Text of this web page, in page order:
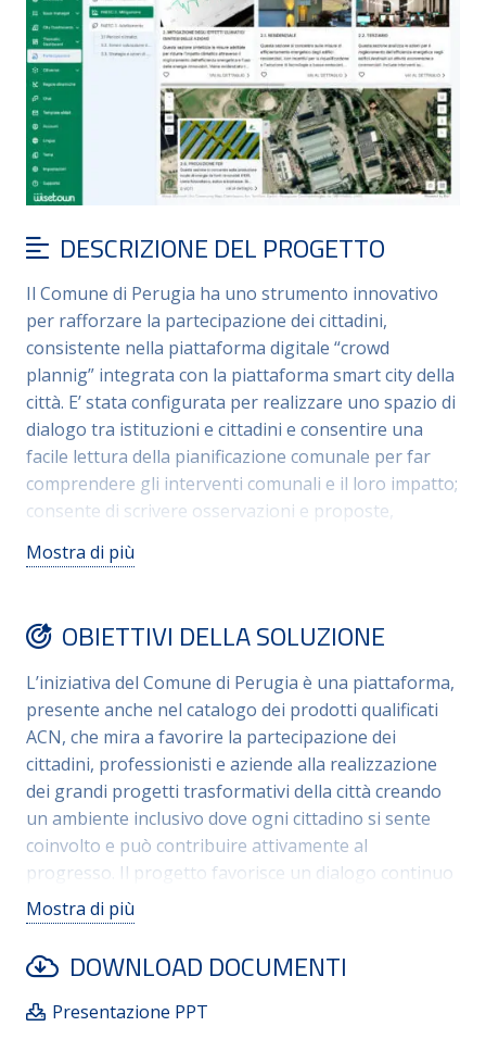
DESCRIZIONE DEL PROGETTO
Il Comune di Perugia ha uno strumento innovativo
per rafforzare la partecipazione dei cittadini,
consistente nella piattaforma digitale “crowd
plannig” integrata con la piattaforma smart city della
città. E’ stata configurata per realizzare uno spazio di
dialogo tra istituzioni e cittadini e consentire una
facile lettura della pianificazione comunale per far
comprendere gli interventi comunali e il loro impatto;
consente di scrivere osservazioni e proposte,
applicazione è la partecipazione del Piano d’Azione
PAESC. La tecnologia utilizzata permette di esplorare
il territorio tramite le mappe dinamiche del gemello
digitale e visualizzare, commentare per settori di
azione il PAESC. Lo strumento è utile anche per
aziende e professionisti perchè gli permette di
migliorare la qualità del lavoro in materia di riduzione
delle emissioni, di mitigazione e adattamento al
cambiamento climatico.
Mostra di più
OBIETTIVI DELLA SOLUZIONE
L’iniziativa del Comune di Perugia è una piattaforma,
presente anche nel catalogo dei prodotti qualificati
ACN, che mira a favorire la partecipazione dei
cittadini, professionisti e aziende alla realizzazione
dei grandi progetti trasformativi della città creando
un ambiente inclusivo dove ogni cittadino si sente
coinvolto e può contribuire attivamente al
progresso. Il progetto favorisce un dialogo continuo
e costruttivo, mettendo al centro la trasparenza, la
sostenibilità e il coinvolgimento diretto della
comunità. Questo modello realizza l’open
government e l’approccio citizen oriented.
La partecipazione è una delle linee strategiche
Mostra di più
DOWNLOAD DOCUMENTI
Presentazione PPT